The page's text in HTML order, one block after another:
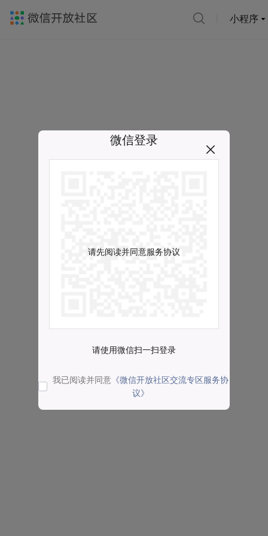
小程序
微信登录
请先阅读并同意服务协议
请使用微信扫一扫登录
我已阅读并同意 《微信开放社区交流专区服务协
议》